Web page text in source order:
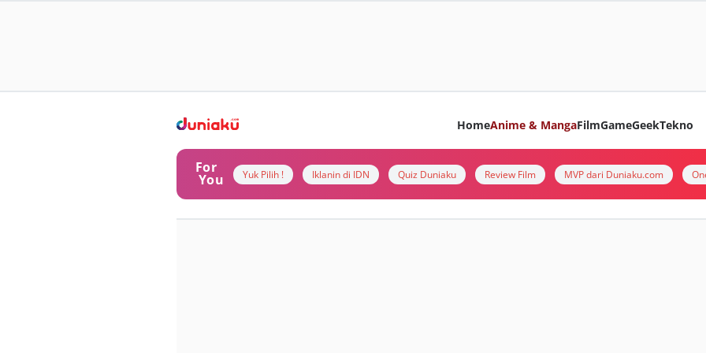
HomeAnime & MangaFilmGameGeekTekno
For
You Yuk Pilih ! Iklanin di IDN Quiz Duniaku Review Film MVP dari Duniaku.com